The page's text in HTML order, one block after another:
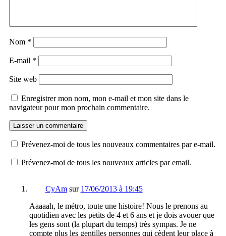
Nom *
E-mail *
Site web
Enregistrer mon nom, mon e-mail et mon site dans le
navigateur pour mon prochain commentaire.
Prévenez-moi de tous les nouveaux commentaires par e-mail.
Prévenez-moi de tous les nouveaux articles par email.
CyAmsur 17/06/2013 à 19:45
Aaaaah, le métro, toute une histoire! Nous le prenons au
quotidien avec les petits de 4 et 6 ans et je dois avouer que
les gens sont (la plupart du temps) très sympas. Je ne
compte plus les gentilles personnes qui cèdent leur place à